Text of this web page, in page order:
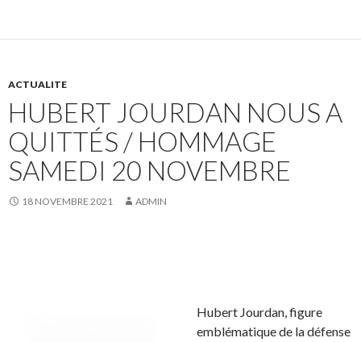
ACTUALITE
HUBERT JOURDAN NOUS A
QUITTÉS / HOMMAGE
SAMEDI 20 NOVEMBRE
18 NOVEMBRE 2021 ADMIN
Hubert Jourdan, figure
emblématique de la défense